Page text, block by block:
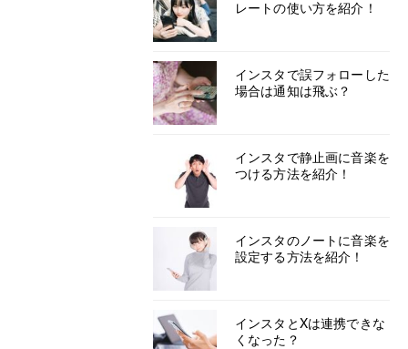
レートの使い方を紹介！
インスタで誤フォローした
場合は通知は飛ぶ？
インスタで静止画に音楽を
つける方法を紹介！
インスタのノートに音楽を
設定する方法を紹介！
インスタとXは連携できな
くなった？